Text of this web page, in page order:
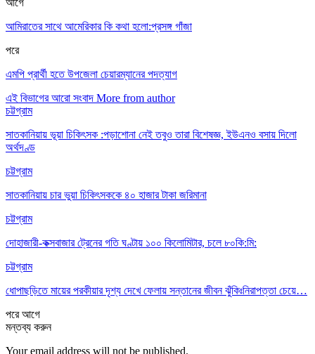
আমিরাতের সাথে আমেরিকার কি কথা হলো:প্রসঙ্গ গাঁজা
পরে
এমপি প্রার্থী হতে উপজেলা চেয়ারম্যানের পদত্যাগ
এই বিভাগের আরো সংবাদ More from author
চট্টগ্রাম
সাতকানিয়ায় ভূয়া চিকিৎসক :পড়াশোনা নেই তবুও তারা বিশেষজ্ঞ, ইউএনও বসায় দিলো
অর্থদণ্ড
চট্টগ্রাম
সাতকানিয়ায় চার ভুয়া চিকিৎসককে ৪০ হাজার টাকা জরিমানা
চট্টগ্রাম
দোহাজারী-কক্সবাজার ট্রেনের গতি ঘণ্টায় ১০০ কিলোমিটার, চলে ৮০কি:মি:
চট্টগ্রাম
ধোপাছড়িতে মায়ের পরকীয়ার দৃশ্য দেখে ফেলায় সন্তানের জীবন ঝুঁকিঃনিরাপত্তা চেয়ে…
পরেআগে
মন্তব্য করুন
Your email address will not be published.